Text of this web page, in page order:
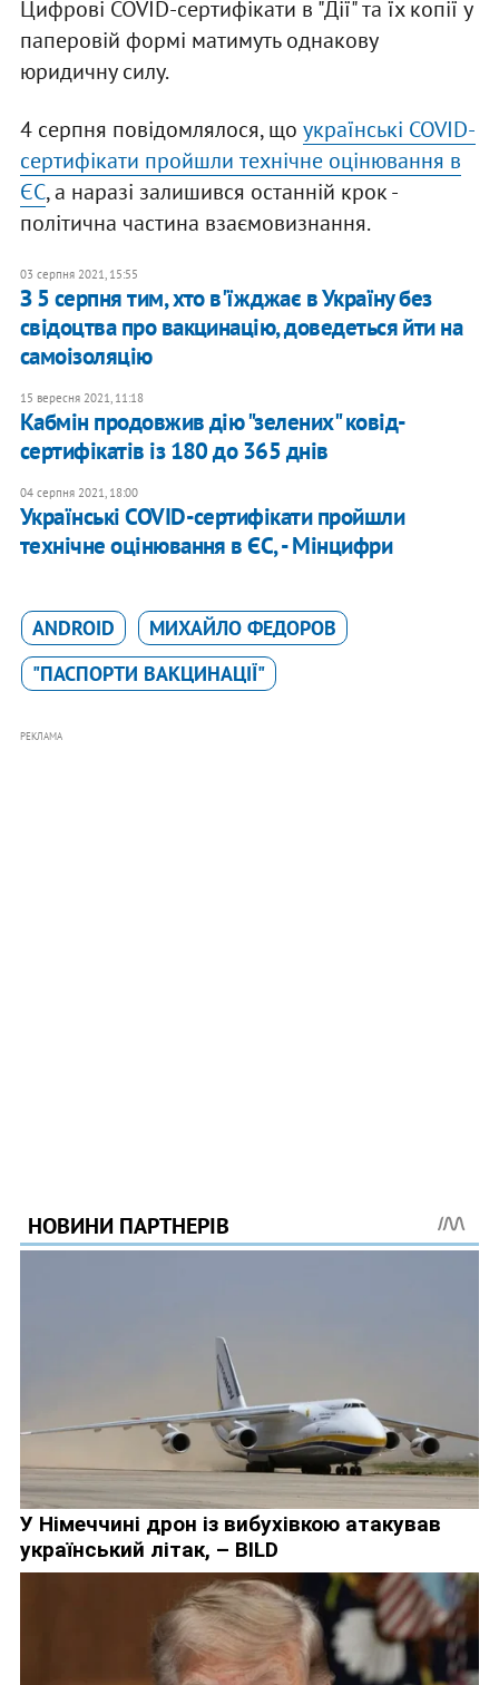
Цифрові COVID-сертифікати в "Дії" та їх копії у
паперовій формі матимуть однакову
юридичну силу.
4 серпня повідомлялося, що українські COVID-
сертифікати пройшли технічне оцінювання в
ЄС, а наразі залишився останній крок -
політична частина взаємовизнання.
03 серпня 2021, 15:55
З 5 серпня тим, хто в'їжджає в Україну без
свідоцтва про вакцинацію, доведеться йти на
самоізоляцію
15 вересня 2021, 11:18
Кабмін продовжив дію "зелених" ковід-
сертифікатів із 180 до 365 днів
04 серпня 2021, 18:00
Українські COVID-сертифікати пройшли
технічне оцінювання в ЄС, - Мінцифри
ANDROID
МИХАЙЛО ФЕДОРОВ
"ПАСПОРТИ ВАКЦИНАЦІЇ"
РЕКЛАМА